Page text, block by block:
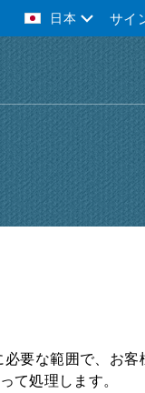
日本 サイ
要な範囲で、お
て処理します。